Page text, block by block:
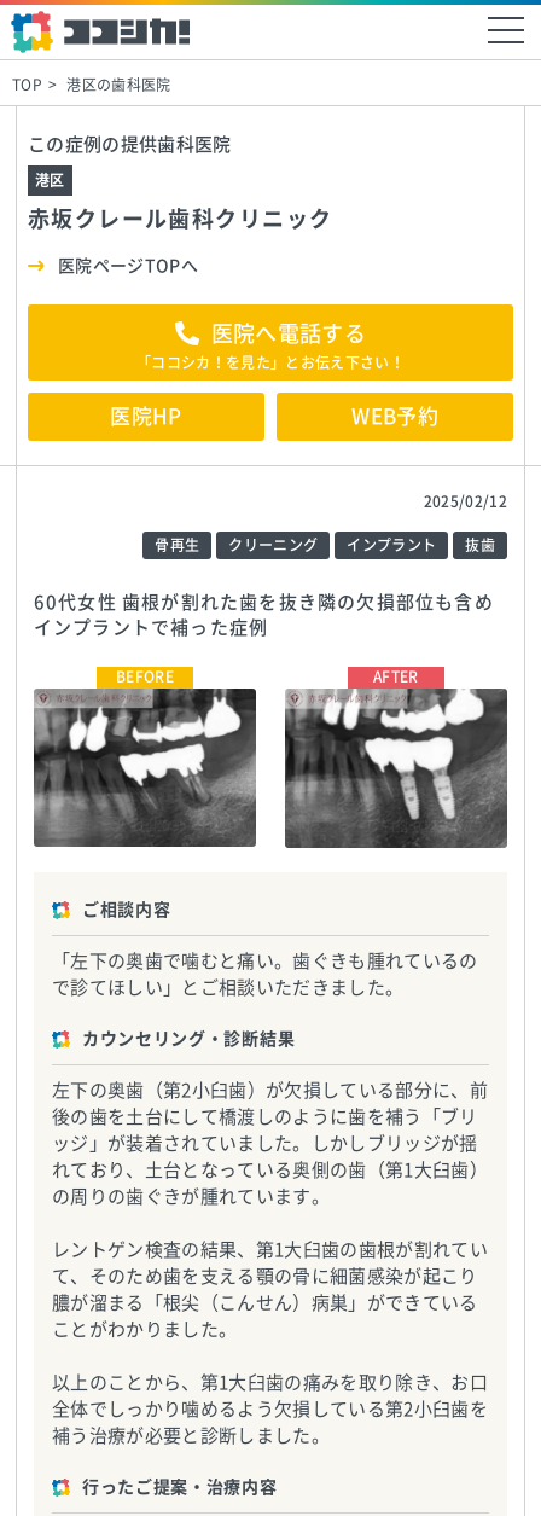
TOP 港区の歯科医院
この症例の提供歯科医院
赤坂クレール歯科クリニック
港区
医院ページTOPへ
医院へ電話する
「ココシカ！を見た」とお伝え下さい！
医院HP WEB予約
骨再生 クリーニング インプラント 抜歯
2025/02/12
60代女性 歯根が割れた歯を抜き隣の欠損部位も含め
インプラントで補った症例
赤坂クレール歯科クリニック
TEL:0357977970 赤坂クレール歯科クリニック
TEL:0357977970
ご相談内容
「左下の奥歯で噛むと痛い。歯ぐきも腫れているの
で診てほしい」とご相談いただきました。
カウンセリング・診断結果
左下の奥歯（第2小臼歯）が欠損している部分に、前
後の歯を土台にして橋渡しのように歯を補う「ブリ
ッジ」が装着されていました。しかしブリッジが揺
れており、土台となっている奥側の歯（第1大臼歯）
の周りの歯ぐきが腫れています。
レントゲン検査の結果、第1大臼歯の歯根が割れてい
て、そのため歯を支える顎の骨に細菌感染が起こり
膿が溜まる「根尖（こんせん）病巣」ができている
ことがわかりました。
以上のことから、第1大臼歯の痛みを取り除き、お口
全体でしっかり噛めるよう欠損している第2小臼歯を
補う治療が必要と診断しました。
行ったご提案・治療内容